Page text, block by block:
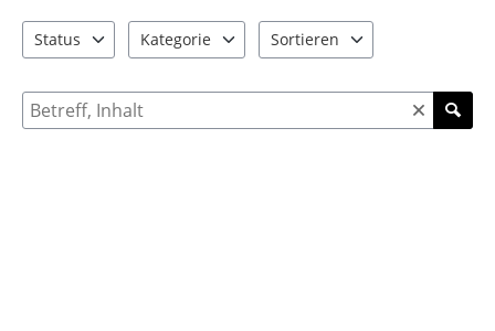
Status
Kategorie
Sortieren
Suche nach Meldungen und Kommentaren